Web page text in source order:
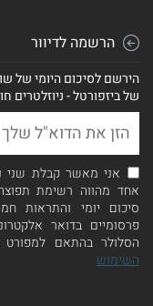
הרשמה לדיוור
הירשם לסיכום היומי של
של ביזפורטל - ניוזלטרים
אני מאשר קבלת שני
אחד מהווה רשימת
סיכום יומי והתראות
פרסומיים בדואר
הסלולר בהתאם למפורט
השימוש